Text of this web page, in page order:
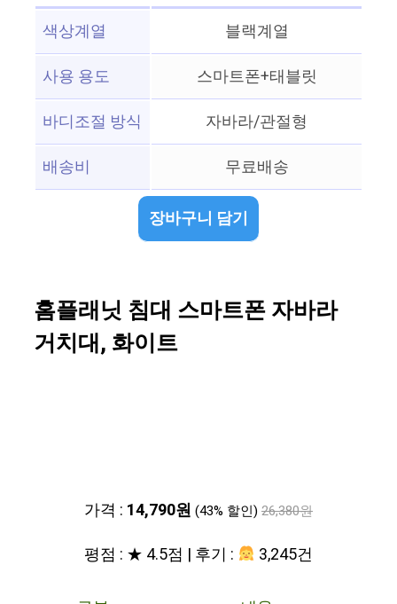
색상계열
블랙계열
사용 용도
스마트폰+태블릿
바디조절 방식
자바라/관절형
배송비
무료배송
장바구니 담기
홈플래닛 침대 스마트폰 자바라
거치대, 화이트
가격 : 14,790원 (43% 할인) 26,380원
평점 : ★ 4.5점 | 후기 : 3,245건